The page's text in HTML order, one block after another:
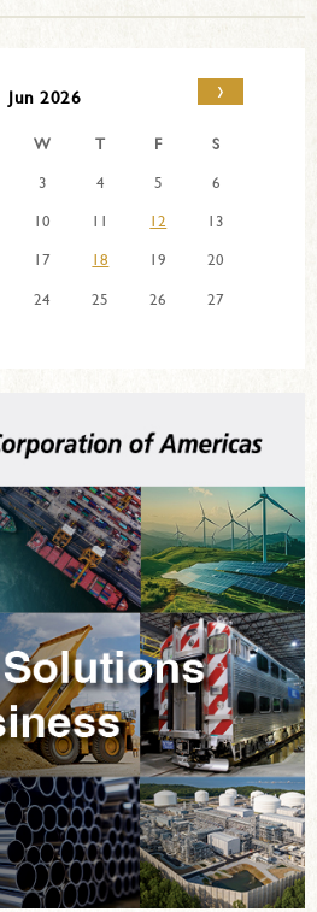
Jun 2026 ›
W T F
S
3 4 5
6
10 11 12
13
17 18 19
20
24 25 26
27